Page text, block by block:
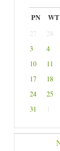
PN WT
27 28
3
4
10
11
17
18
24
25
31
1